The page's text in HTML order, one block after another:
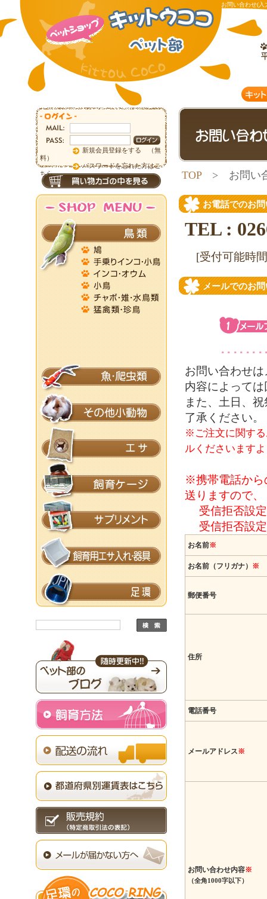
お問い合わせ(入
新規会員登録をする （無
料）
パスワードを忘れた方はこ
ちら
TOP> お問い
お電話でのお
TEL :
[受付可能時
メールでのお
お問い合わせ
内容によって
また、土日、
了承ください。
※ご注文に関する
ルくださいます
※携帯電話から
送りますので、
受信拒否設定
受信拒否設定
お名前※
お名前（フリガナ） ※
郵便番号
住所
電話番号
メールアドレス※
お問い合わせ内容※
（全角1000字以下）